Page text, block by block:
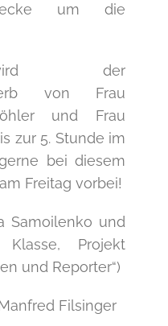
um die
der
von Frau
und Frau
zur 5. Stunde im
bei diesem
Freitag vorbei!
Samoilenko und
Projekt
und Reporter“)
Filsinger